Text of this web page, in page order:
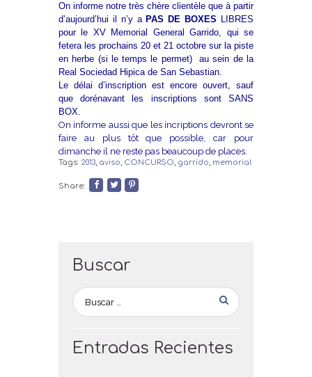
On informe notre très chère clientèle que à partir
d’aujourd’hui il n’y a PAS DE BOXES LIBRES
pour le XV Memorial General Garrido, qui se
fetera les prochains 20 et 21 octobre sur la piste
en herbe (si le temps le permet) au sein de la
Real Sociedad Hipica de San Sebastian.
Le délai d’inscription est encore ouvert, sauf
que dorénavant les inscriptions sont SANS
BOX.
On informe aussi que les incriptions devront se
faire au plus tôt que possible, car pour
dimanche il ne reste pas beaucoup de places.
Tags: 2013, aviso, CONCURSO, garrido, memorial
Share:
Buscar
Entradas Recientes